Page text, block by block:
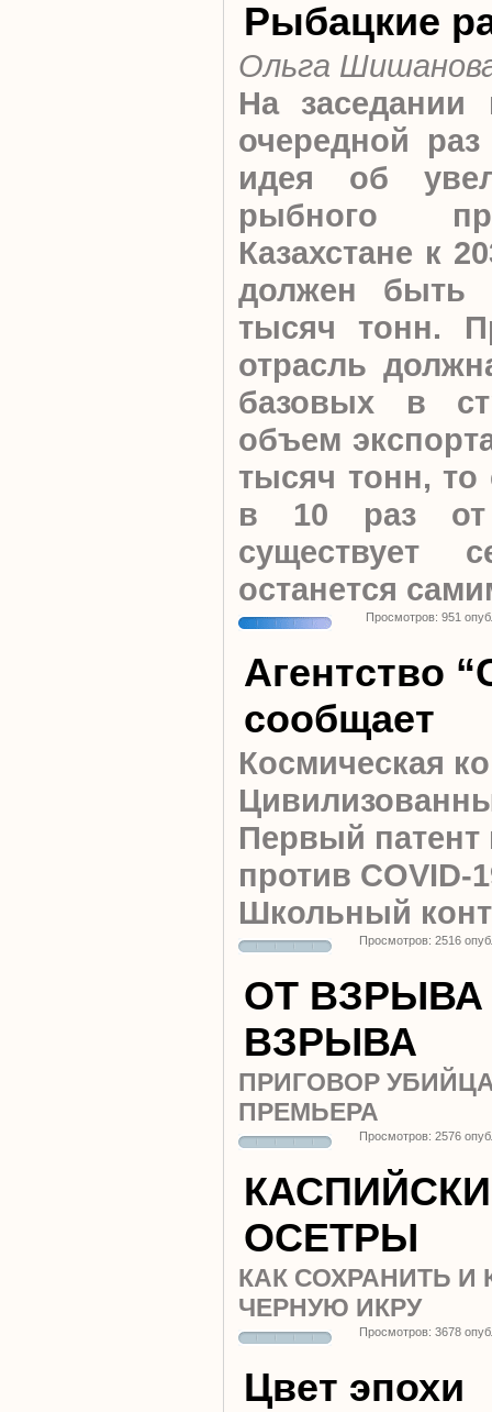
Рыбацкие
Ольга
На заседании
очередной
идея об
рыбного
Казахстане к
должен быть
тысяч тонн.
отрасль
базовых в
объем
тысяч тонн, то
в 10 раз от
существует
останется
Просмотров: 951
Агентство
сообщает
Космическая
Первый патент
против COVID-
Школьный
Просмотров: 2516
ОТ
ВЗРЫВА
ПРИГОВОР
ПРЕМЬЕРА
Просмотров: 2576
ОСЕТРЫ
КАК СОХРАНИТЬ И
ЧЕРНУЮ ИКРУ
Просмотров: 3678
Цвет эпохи